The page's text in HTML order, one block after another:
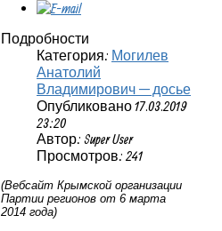
Подробности
Категория: Могилев
Анатолий
Владимирович — досье
Опубликовано 17.03.2019
23:20
Автор: Super User
Просмотров: 241
(Вебсайт Крымской организации
Партии регионов от 6 марта
2014 года)